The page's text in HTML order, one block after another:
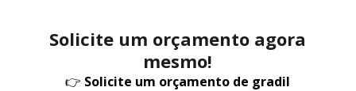
Solicite um orçamento agora
mesmo!
👉 Solicite um orçamento de gradil